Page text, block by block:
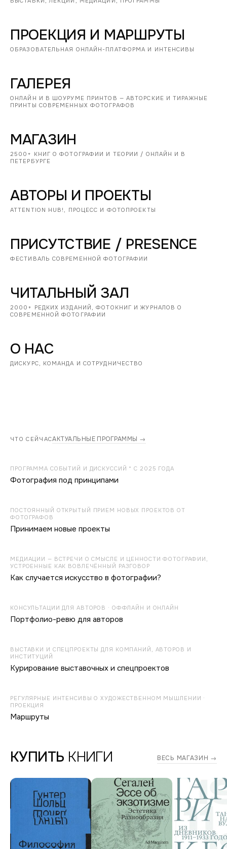
ПРОЕКЦИЯ И МАРШРУТЫ
ОБРАЗОВАТЕЛЬНАЯ ОНЛАЙН-ПЛАТФОРМА И ИНТЕНСИВЫ
ГАЛЕРЕЯ
ОНЛАЙН И В ШОУРУМЕ ПРИНТОВ — АВТОРСКИЕ И ТИРАЖНЫЕ
ПРИНТЫ СОВРЕМЕННЫХ ФОТОГРАФОВ
МАГАЗИН
2500+ КНИГ О ФОТОГРАФИИ И ТЕОРИИ / ОНЛАЙН И В
ПЕТЕРБУРГЕ
АВТОРЫ И ПРОЕКТЫ
ATTENTION HUB!, ПРОЦЕСС И ФОТОПРОЕКТЫ
ПРИСУТСТВИЕ / PRESENCE
ФЕСТИВАЛЬ СОВРЕМЕННОЙ ФОТОГРАФИИ
ЧИТАЛЬНЫЙ ЗАЛ
2000+ РЕДКИХ ИЗДАНИЙ, ФОТОКНИГ И ЖУРНАЛОВ О
СОВРЕМЕННОЙ ФОТОГРАФИИ
О НАС
ДИСКУРС, КОМАНДА И СОТРУДНИЧЕСТВО
ЧТО СЕЙЧАСАКТУАЛЬНЫЕ ПРОГРАММЫ →
ПРОГРАММА СОБЫТИЙ И ДИСКУССИЙ * С 2025 ГОДА
Фотография под принципами
ПОСТОЯННЫЙ ОТКРЫТЫЙ ПРИЕМ НОВЫХ ПРОЕКТОВ ОТ
ФОТОГРАФОВ
Принимаем новые проекты
МЕДИАЦИИ — ВСТРЕЧИ О СМЫСЛЕ И ЦЕННОСТИ ФОТОГРАФИИ,
УСТРОЕННЫЕ КАК ВОВЛЕЧЁННЫЙ РАЗГОВОР
Как случается искусство в фотографии?
КОНСУЛЬТАЦИИ ДЛЯ АВТОРОВ · ОФФЛАЙН И ОНЛАЙН
Портфолио-ревю для авторов
ВЫСТАВКИ И СПЕЦПРОЕКТЫ ДЛЯ КОМПАНИЙ, АВТОРОВ И
ИНСТИТУЦИЙ
Курирование выставочных и спецпроектов
РЕГУЛЯРНЫЕ ИНТЕНСИВЫ О ХУДОЖЕСТВЕННОМ МЫШЛЕНИИ ·
ПРОЕКЦИЯ
Маршруты
КУПИТЬ КНИГИ ВЕСЬ МАГАЗИН →
Юрий
Ирина
Дмитрий